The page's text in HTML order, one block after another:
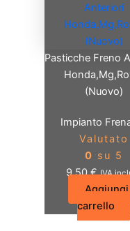
Pasticche Freno
(Nuovo)
Impianto
Valutato
0 su 5
9,50€ IVA
Aggiungi
carrello